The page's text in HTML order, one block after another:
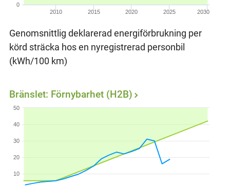
2010 2015 2020 2025 2030
0
Genomsnittlig deklarerad energiförbrukning per
körd sträcka hos en nyregistrerad personbil
(kWh/100 km)
10
20
30
40
50
Bränslet: Förnybarhet (H2B)